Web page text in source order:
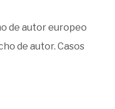
de autor europeo
de autor. Casos